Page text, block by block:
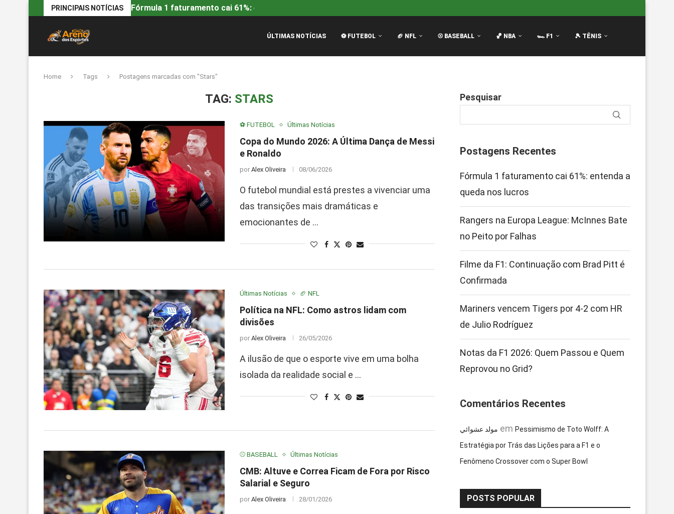
PRINCIPAIS NOTÍCIAS Fórmula 1 faturamento cai 61%: entenda a queda...
ÚLTIMAS NOTÍCIAS ⚽ FUTEBOL 🏈 NFL ⚾ BASEBALL 🏀 NBA 🏎️ F1 🎾 TÊNIS
Home Tags Postagens marcadas com "Stars"
TAG: STARS
⚽ FUTEBOL Últimas Notícias
Copa do Mundo 2026: A Última Dança de Messi
e Ronaldo
por Alex Oliveira 08/06/2026
O futebol mundial está prestes a vivenciar uma
das transições mais dramáticas e
emocionantes de …
Últimas Notícias 🏈 NFL
Política na NFL: Como astros lidam com
divisões
por Alex Oliveira 26/05/2026
A ilusão de que o esporte vive em uma bolha
isolada da realidade social e …
⚾ BASEBALL Últimas Notícias
CMB: Altuve e Correa Ficam de Fora por Risco
Salarial e Seguro
por Alex Oliveira 28/01/2026
Pesquisar
Postagens Recentes
Fórmula 1 faturamento cai 61%: entenda a
queda nos lucros
Rangers na Europa League: McInnes Bate
no Peito por Falhas
Filme da F1: Continuação com Brad Pitt é
Confirmada
Mariners vencem Tigers por 4-2 com HR
de Julio Rodríguez
Notas da F1 2026: Quem Passou e Quem
Reprovou no Grid?
Comentários Recentes
مولد عشوائي em Pessimismo de Toto Wolff: A
Estratégia por Trás das Lições para a F1 e o
Fenômeno Crossover com o Super Bowl
POSTS POPULAR